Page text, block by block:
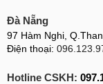
Đà Nẵng
97 Hàm Nghi,
Điện thoại:
Hotline CSKH: